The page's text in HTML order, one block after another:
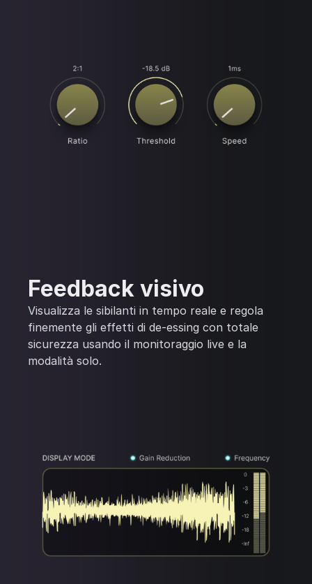
Feedback visivo
Visualizza le sibilanti in tempo reale e regola
finemente gli effetti di de-essing con totale
sicurezza usando il monitoraggio live e la
modalità solo.